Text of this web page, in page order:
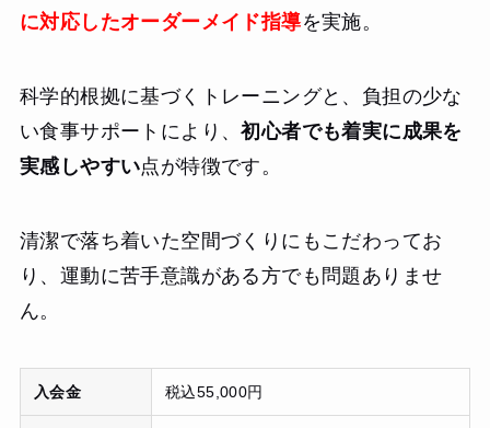
に対応したオーダーメイド指導を実施。
科学的根拠に基づくトレーニングと、負担の少な
い食事サポートにより、初心者でも着実に成果を
実感しやすい点が特徴です。
清潔で落ち着いた空間づくりにもこだわってお
り、運動に苦手意識がある方でも問題ありませ
ん。
入会金 税込55,000円